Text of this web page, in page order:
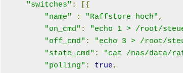
"switches" :
[{
"name"
: "Raffstore hoch" ,
"on_cmd" : "echo 1 > /root/
"off_cmd" : "echo 3 > /root/
"state_cmd" : "cat /nas/data/
"polling" : true,